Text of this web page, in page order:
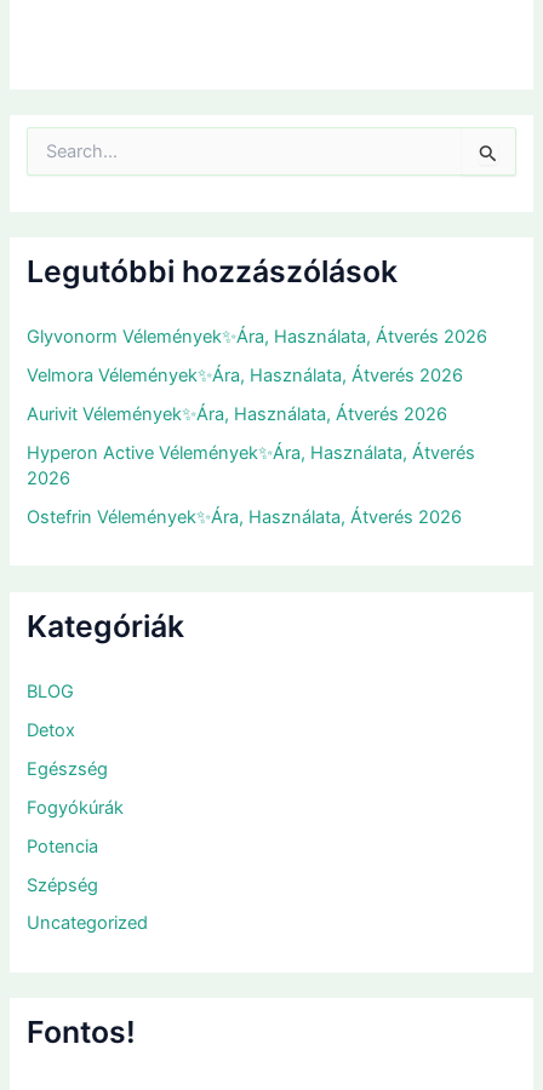
h
f
r
Legutóbbi hozzászólások
Glyvonorm Vélemények✨Ára, Használata, Átverés 2026
Velmora Vélemények✨Ára, Használata, Átverés 2026
Aurivit Vélemények✨Ára, Használata, Átverés 2026
Hyperon Active Vélemények✨Ára, Használata, Átverés
2026
Ostefrin Vélemények✨Ára, Használata, Átverés 2026
Kategóriák
BLOG
Detox
Egészség
Fogyókúrák
Potencia
Szépség
Uncategorized
Fontos!